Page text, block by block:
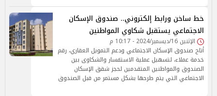
خط ساخن ورابط إلكتروني.. صندوق الإسكان
الاجتماعي يستقبل شكاوي المواطنين
الإثنين 16/ديسمبر/2024 - 10:17 م
أتاح صندوق الإسكان الاجتماعي ودعم التمويل العقاري، رقم
خدمة عملاء، لتسهيل عملية الاستفسار والشكاوى بين
الصندوق والمواطنين المتقدمين لحجز شقق الإسكان
الاجتماعي التي يتم طرحها بشكل مستمر من قبل الصندوق